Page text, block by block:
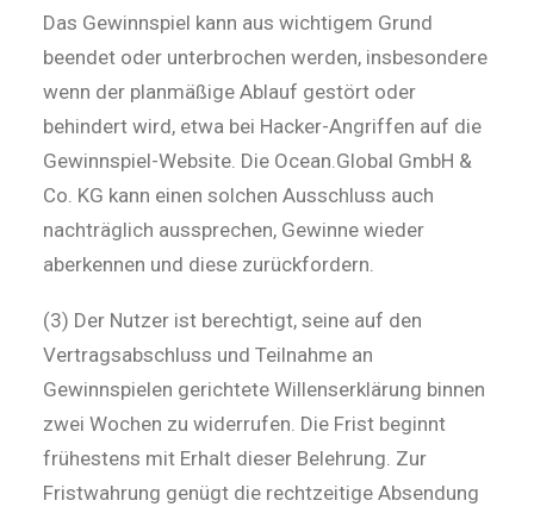
Das Gewinnspiel kann aus wichtigem Grund
beendet oder unterbrochen werden, insbesondere
wenn der planmäßige Ablauf gestört oder
behindert wird, etwa bei Hacker-Angriffen auf die
Gewinnspiel-Website. Die Ocean.Global GmbH &
Co. KG kann einen solchen Ausschluss auch
nachträglich aussprechen, Gewinne wieder
aberkennen und diese zurückfordern.
(3) Der Nutzer ist berechtigt, seine auf den
Vertragsabschluss und Teilnahme an
Gewinnspielen gerichtete Willenserklärung binnen
zwei Wochen zu widerrufen. Die Frist beginnt
frühestens mit Erhalt dieser Belehrung. Zur
Fristwahrung genügt die rechtzeitige Absendung